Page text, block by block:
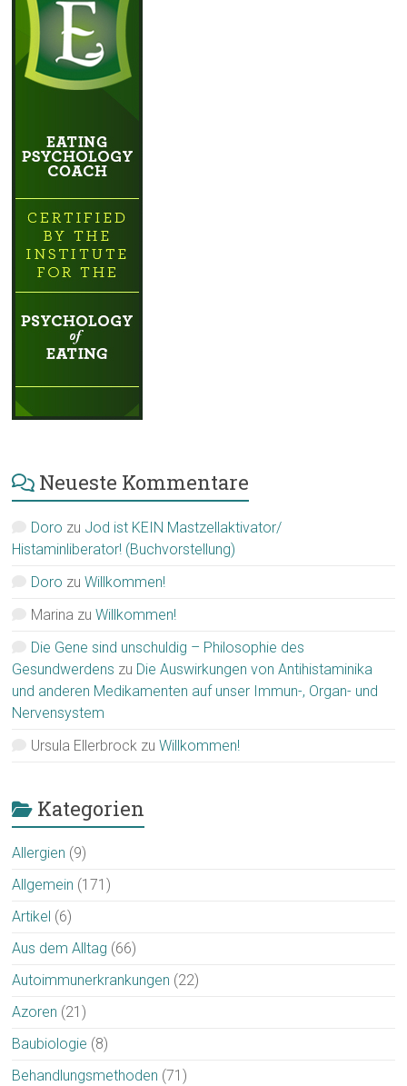
Neueste Kommentare
Doro zu Jod ist KEIN Mastzellaktivator/
Histaminliberator! (Buchvorstellung)
Doro zuWillkommen!
Marina zuWillkommen!
Die Gene sind unschuldig – Philosophie des
Gesundwerdens zu Die Auswirkungen von Antihistaminika
und anderen Medikamenten auf unser Immun-, Organ- und
Nervensystem
Ursula Ellerbrock zuWillkommen!
Kategorien
Allergien (9)
Allgemein (171)
Artikel (6)
Aus dem Alltag (66)
Autoimmunerkrankungen (22)
Azoren (21)
Baubiologie (8)
Behandlungsmethoden (71)